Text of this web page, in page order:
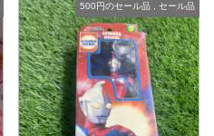
500円のセール品 セール品